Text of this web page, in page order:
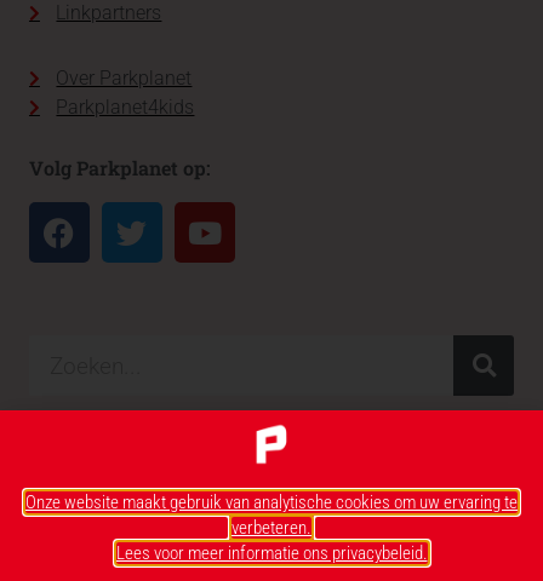
Linkpartners
Over Parkplanet
Parkplanet4kids
Volg Parkplanet op:
Onze website maakt gebruik van analytische cookies om uw ervaring te
verbeteren.
Lees voor meer informatie ons privacybeleid.